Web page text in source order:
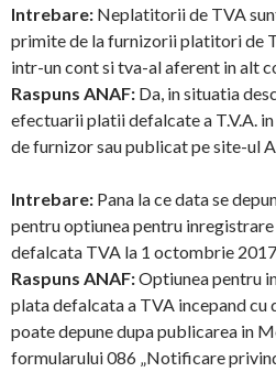
Intrebare: Neplatitorii de TVA
primite de la furnizorii platitori de
intr-un cont si tva-al aferent in alt
Raspuns ANAF: Da, in situatia
efectuarii platii defalcate a T.V.A.
de furnizor sau publicat pe site-ul
Intrebare: Pana la ce data se
pentru optiunea pentru
defalcata TVA la 1 octombrie
Raspuns ANAF:Optiunea pentru
plata defalcata a TVA incepand cu
poate depune dupa publicarea in
formularului 086 „Notificare